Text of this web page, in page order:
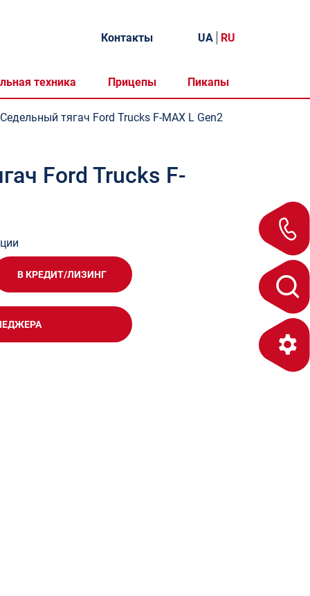
техника Прицепы Пикапы
Контакты UA RU
Седельный тягач Ford Trucks F-MAX L Gen2
Ford Trucks F-
В КРЕДИТ/ЛИЗИНГ